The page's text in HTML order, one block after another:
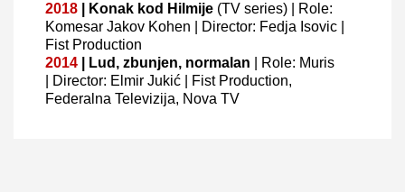
2018
Konak kod Hilmije (TV series)
| Role:
Komesar Jakov Kohen | Director: Fedja Isovic
Fist Production
2014
Lud, zbunjen, normalan
| Role: Muris
Director: Elmir Jukić
| Fist Production,
Federalna Televizija, Nova TV